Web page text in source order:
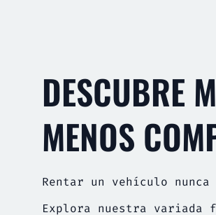
DESCUBRE
MENOS
Rentar un vehículo
Explora nuestra